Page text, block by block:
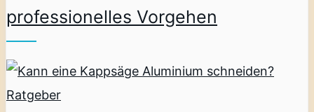
professionelles Vorgehen
Ratgeber